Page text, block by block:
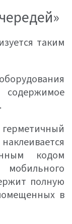
таким
кодом
полную
в